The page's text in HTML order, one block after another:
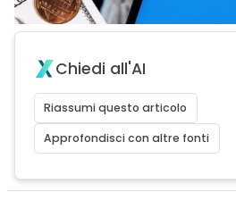
Chiedi all'AI
Riassumi questo articolo
Approfondisci con altre fonti